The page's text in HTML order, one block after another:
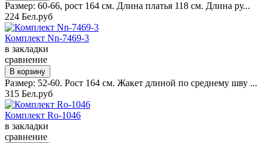
Размер: 60-66, рост 164 см. Длина платья 118 см. Длина ру...
224 Бел.руб
Комплект Nn-7469-3
в закладки
сравнение
Размер: 52-60. Рост 164 см. Жакет длиной по среднему шву ...
315 Бел.руб
Комплект Ro-1046
в закладки
сравнение